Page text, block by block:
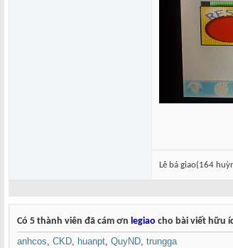
Lê bá giao(164
Có 5 thành viên đã cám ơn legiao cho bài viết hữu
anhcos, CKD, huanpt, QuyND, trungga